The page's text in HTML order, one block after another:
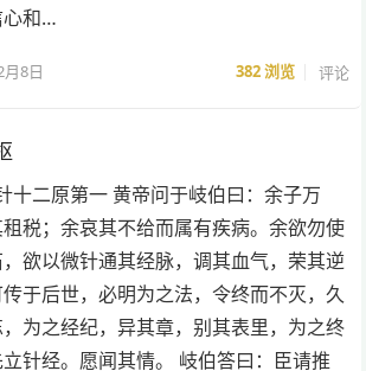
心和…
8日 382浏览 评论
十二原第一 黄帝问于岐伯曰：余子万
税；余哀其不给而属有疾病。余欲勿使
欲以微针通其经脉，调其血气，荣其逆
于后世，必明为之法，令终而不灭，久
为之经纪，异其章，别其表里，为之终
针经。愿闻其情。 岐伯答曰：臣请推